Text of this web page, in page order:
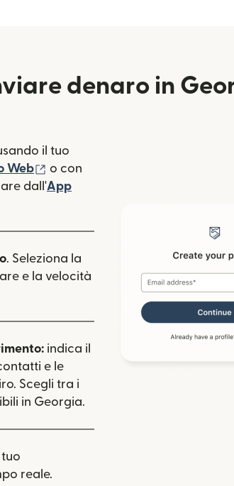
denaro in
il tuo
Web (si apre in una nuova finestra)
o con
dall'App
. Seleziona la
e la velocità
indica il
e le
Scegli tra i
in Georgia.
reale.